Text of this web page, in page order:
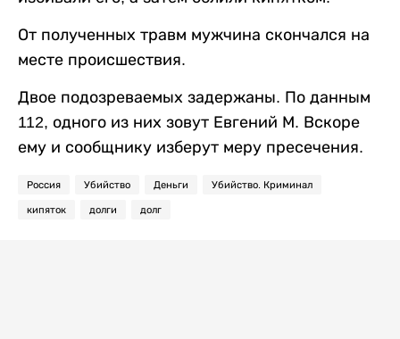
От полученных травм мужчина скончался на
месте происшествия.
Двое подозреваемых задержаны. По данным
112, одного из них зовут Евгений М. Вскоре
ему и сообщнику изберут меру пресечения.
Россия Убийство Деньги Убийство. Криминал
кипяток долги долг